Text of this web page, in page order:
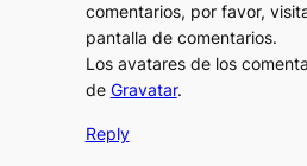
comentarios, por favor,
pantalla de comentarios.
Los avatares de los
de Gravatar.
Reply